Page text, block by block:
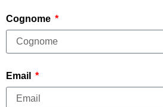
Cognome
Email